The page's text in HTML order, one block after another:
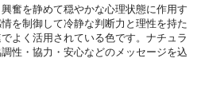
奮を静めて穏やかな心理状態に作用す
を制御して冷静な判断力と理性を持た
よく活用されている色です。ナチュラ
性・協力・安心などのメッセージを込